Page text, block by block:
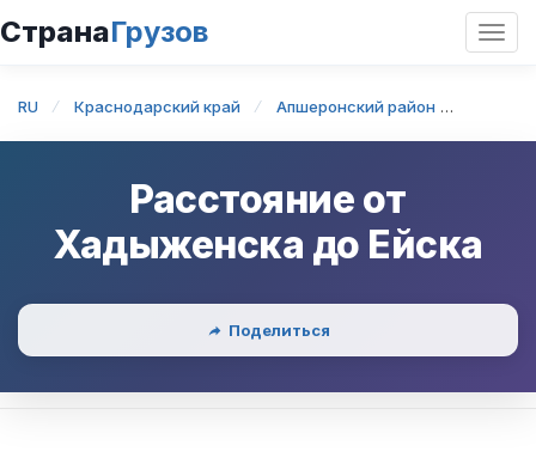
СтранаГрузов
RU Краснодарский край Апшеронский район
Расстояние от
Хадыженска до Ейска
Поделиться